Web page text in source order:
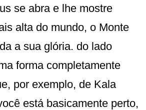
se abra e lhe mostre
alta do mundo, o Monte
a sua glória. do lado
forma completamente
por exemplo, de Kala
está basicamente perto,